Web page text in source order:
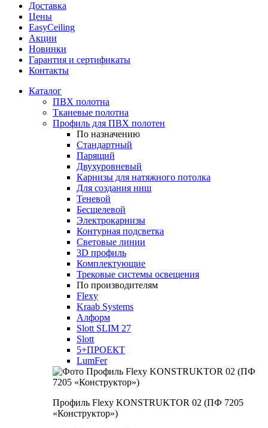
Доставка
Цены
EasyCeiling
Акции
Новинки
Гарантия и сертификаты
Контакты
Каталог
ПВХ полотна
Тканевые полотна
Профиль для ПВХ полотен
По назначению
Стандартный
Парящий
Двухуровневый
Карнизы для натяжного потолка
Для создания ниш
Теневой
Бесщелевой
Электрокарнизы
Контурная подсветка
Световые линии
3D профиль
Комплектующие
Трековые системы освещения
По производителям
Flexy
Kraab Systems
Алформ
Slott SLIM 27
Slott
5+ПРОЕКТ
LumFer
Профиль Flexy KONSTRUKTOR 02 (ПФ 7205
«Конструктор»)